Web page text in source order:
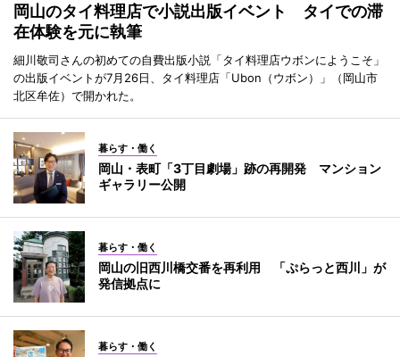
岡山のタイ料理店で小説出版イベント タイでの滞
在体験を元に執筆
細川敬司さんの初めての自費出版小説「タイ料理店ウボンにようこそ」
の出版イベントが7月26日、タイ料理店「Ubon（ウボン）」（岡山市
北区牟佐）で開かれた。
暮らす・働く
岡山・表町「3丁目劇場」跡の再開発 マンション
ギャラリー公開
暮らす・働く
岡山の旧西川橋交番を再利用 「ぷらっと西川」が
発信拠点に
暮らす・働く